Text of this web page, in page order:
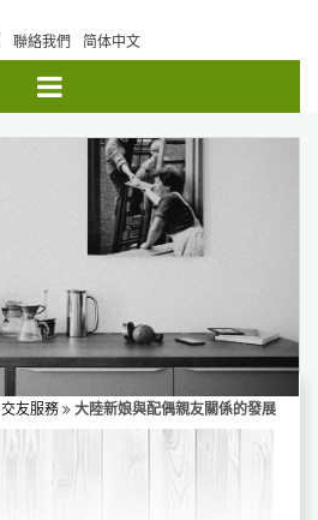
聯絡我們 简体中文
交友服務 大陸新娘與配偶親友關係的發展